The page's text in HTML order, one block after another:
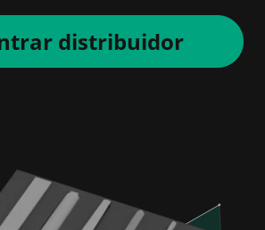
distribuidor